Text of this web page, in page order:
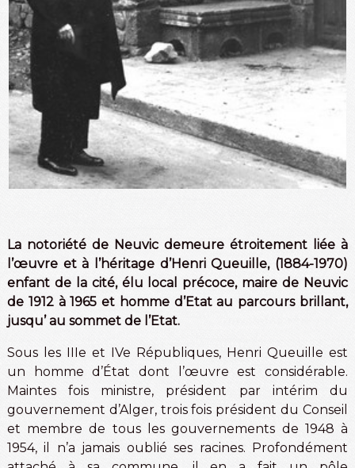
La notoriété de Neuvic demeure étroitement liée à
l’œuvre et à l’héritage d’Henri Queuille, (1884-1970)
enfant de la cité, élu local précoce, maire de Neuvic
de 1912 à 1965 et homme d’Etat au parcours brillant,
jusqu’ au sommet de l’Etat.
Sous les IIIe et IVe Républiques, Henri Queuille est
un homme d’État dont l’œuvre est considérable.
Maintes fois ministre, président par intérim du
gouvernement d’Alger, trois fois président du Conseil
et membre de tous les gouvernements de 1948 à
1954, il n’a jamais oublié ses racines. Profondément